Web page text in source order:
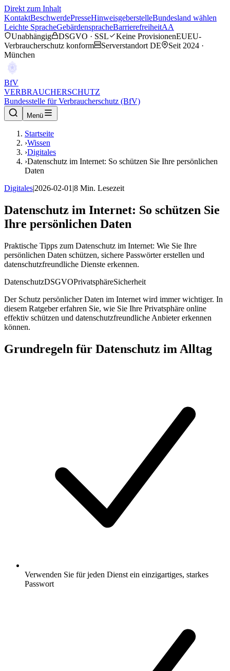
Direkt zum Inhalt
KontaktBeschwerdePresseHinweisgeberstelleBundesland wählen
Leichte SpracheGebärdenspracheBarrierefreiheitAA
Unabhängig
DSGVO · SSL Keine ProvisionenEUEU-
Verbraucherschutz konform
Serverstandort DE
Seit 2024 ·
München
BfV
VERBRAUCHERSCHUTZ
Bundesstelle für Verbraucherschutz (BfV)
Menü
Startseite
›Wissen
›Digitales
›Datenschutz im Internet: So schützen Sie Ihre persönlichen
Daten
Digitales|2026-02-01 |8 Min. Lesezeit
Datenschutz im Internet: So schützen Sie
Ihre persönlichen Daten
Praktische Tipps zum Datenschutz im Internet: Wie Sie Ihre
persönlichen Daten schützen, sichere Passwörter erstellen und
datenschutzfreundliche Dienste erkennen.
DatenschutzDSGVOPrivatsphäreSicherheit
Der Schutz persönlicher Daten im Internet wird immer wichtiger. In
diesem Ratgeber erfahren Sie, wie Sie Ihre Privatsphäre online
effektiv schützen und datenschutzfreundliche Anbieter erkennen
können.
Grundregeln für Datenschutz im Alltag
Verwenden Sie für jeden Dienst ein einzigartiges, starkes
Passwort